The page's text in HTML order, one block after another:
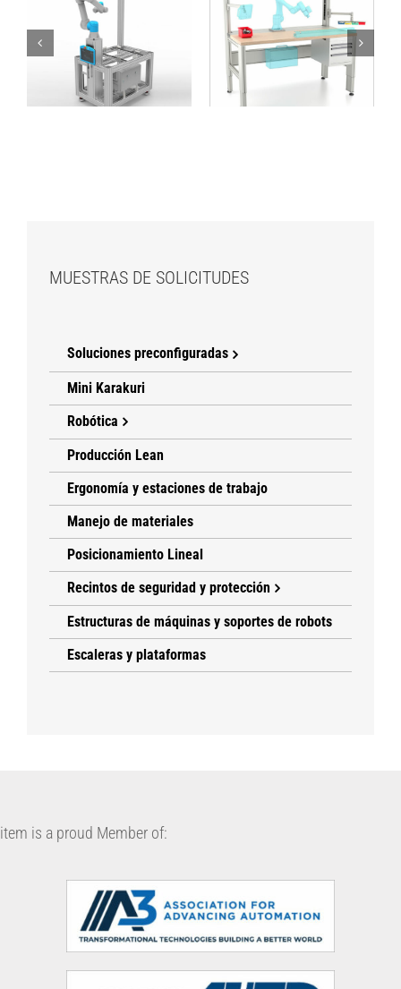
Estructura móvil
ActiNav UR5e de
tamaño mediano
Mesa de trabajo para
la integración de
MUESTRAS DE SOLICITUDES
Soluciones preconfiguradas
Mini Karakuri
Robótica
Producción Lean
Ergonomía y estaciones de trabajo
Manejo de materiales
Posicionamiento Lineal
Recintos de seguridad y protección
Estructuras de máquinas y soportes de robots
Escaleras y plataformas
item is a proud Member of: